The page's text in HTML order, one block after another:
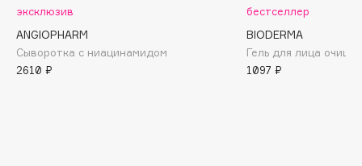
Brunello Cucinelli
Bvlgari
эксклюзив
ANGIOPHARM
Сыворотка с ниацинамидом
2610 ₽
бестселлер
BIODERMA
Гель для лица
1097 ₽